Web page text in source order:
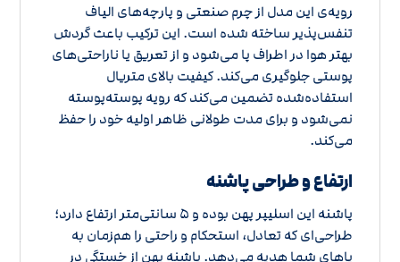
رویه‌ی این مدل از چرم صنعتی و پارچه‌های الیاف
تنفس‌پذیر ساخته شده است. این ترکیب باعث گردش
بهتر هوا در اطراف پا می‌شود و از تعریق یا ناراحتی‌های
پوستی جلوگیری می‌کند. کیفیت بالای متریال
استفاده‌شده تضمین می‌کند که رویه پوسته‌پوسته
نمی‌شود و برای مدت طولانی ظاهر اولیه خود را حفظ
می‌کند.
ارتفاع و طراحی پاشنه
پاشنه این اسلیپر پهن بوده و ۵ سانتی‌متر ارتفاع دارد؛
طراحی‌ای که تعادل، استحکام و راحتی را هم‌زمان به
پاهای شما هدیه می‌دهد. پاشنه پهن از خستگی در